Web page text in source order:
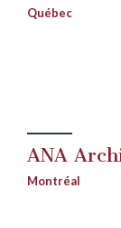
Québec
ANA
Montréal